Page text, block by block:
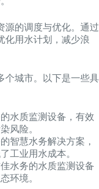
源的调度与优化。通过
化用水计划，减少浪
个城市。以下是一些具
水质监测设备，有效
风险。
智慧水务解决方案，
工业用水成本。
水务的水质监测设备
环境。